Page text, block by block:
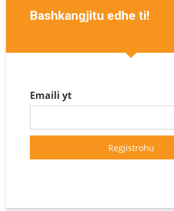
Bashkangjitu edhe ti!
Emaili yt